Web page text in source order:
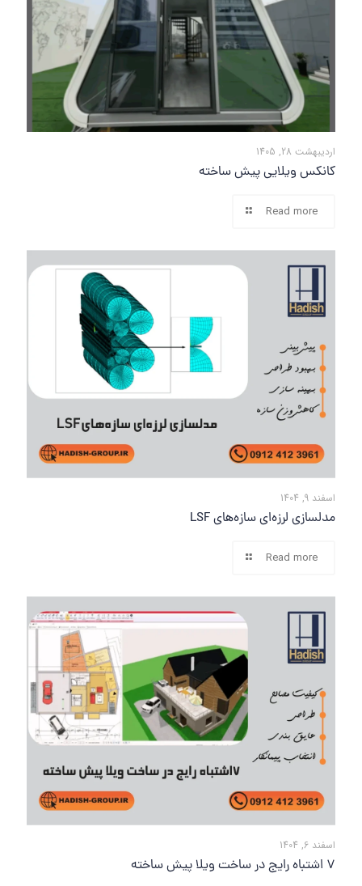
اردیبهشت 28, 1405
کانکس ویلایی پیش ساخته
Read more
اسفند 9, 1404
مدلسازی لرزه‌ای سازه‌های LSF
Read more
اسفند 6, 1404
7 اشتباه رایج در ساخت ویلا پیش ساخته